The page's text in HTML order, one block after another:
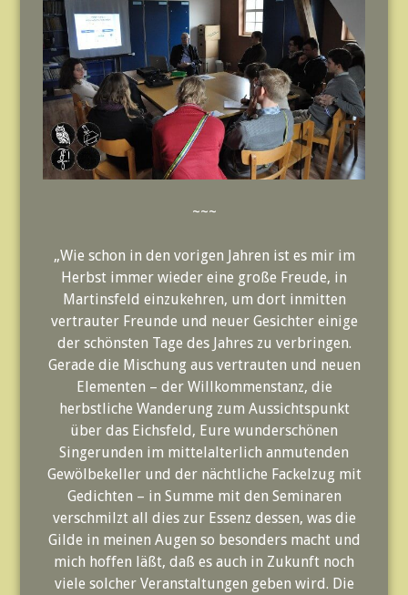
~~~
„Wie schon in den vorigen Jahren ist es mir im
Herbst immer wieder eine große Freude, in
Martinsfeld einzukehren, um dort inmitten
vertrauter Freunde und neuer Gesichter einige
der schönsten Tage des Jahres zu verbringen.
Gerade die Mischung aus vertrauten und neuen
Elementen – der Willkommenstanz, die
herbstliche Wanderung zum Aussichtspunkt
über das Eichsfeld, Eure wunderschönen
Singerunden im mittelalterlich anmutenden
Gewölbekeller und der nächtliche Fackelzug mit
Gedichten – in Summe mit den Seminaren
verschmilzt all dies zur Essenz dessen, was die
Gilde in meinen Augen so besonders macht und
mich hoffen läßt, daß es auch in Zukunft noch
viele solcher Veranstaltungen geben wird. Die